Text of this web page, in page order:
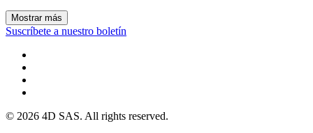
Mostrar más
Suscríbete a nuestro boletín
© 2026 4D SAS. All rights reserved.